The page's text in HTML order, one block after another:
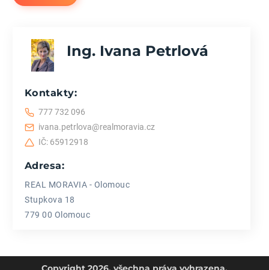
Ing. Ivana Petrlová
Kontakty:
777 732 096
ivana.petrlova@realmoravia.cz
IČ: 65912918
Adresa:
REAL MORAVIA - Olomouc
Stupkova 18
779 00 Olomouc